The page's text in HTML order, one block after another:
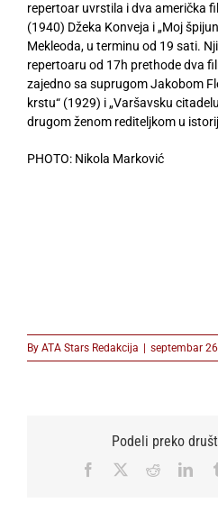
repertoar uvrstila i dva američka
(1940) Džeka Konveja i „Moj
Mekleoda, u terminu od 19 sati.
repertoaru od 17h prethode dva
zajedno sa suprugom Jakobom
krstu“ (1929) i „Varšavsku
drugom ženom rediteljkom u
PHOTO: Nikola Marković
By ATA Stars Redakcija septembar
Podeli preko
Facebook Reddit